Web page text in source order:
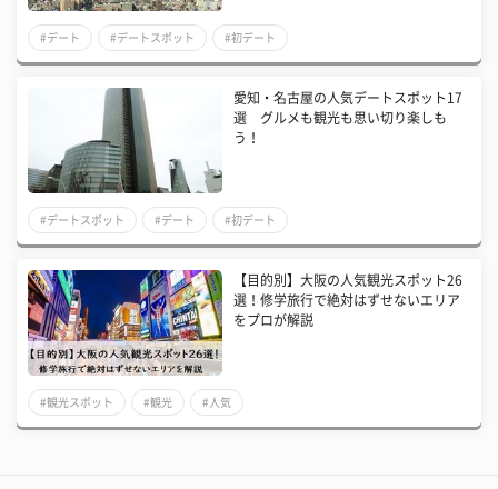
#デート #デートスポット #初デート
愛知・名古屋の人気デートスポット17
選 グルメも観光も思い切り楽しも
う！
#デートスポット #デート #初デート
【目的別】大阪の人気観光スポット26
選！修学旅行で絶対はずせないエリア
をプロが解説
#観光スポット #観光 #人気